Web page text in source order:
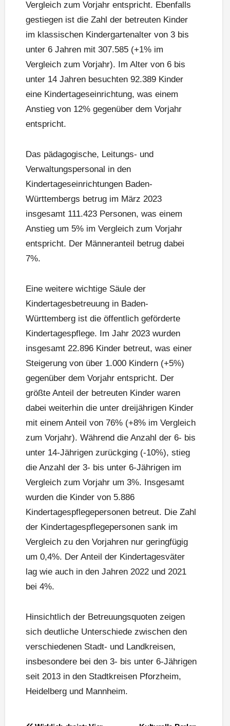
Vergleich zum Vorjahr entspricht. Ebenfalls
gestiegen ist die Zahl der betreuten Kinder
im klassischen Kindergartenalter von 3 bis
unter 6 Jahren mit 307.585 (+1% im
Vergleich zum Vorjahr). Im Alter von 6 bis
unter 14 Jahren besuchten 92.389 Kinder
eine Kindertageseinrichtung, was einem
Anstieg von 12% gegenüber dem Vorjahr
entspricht.
Das pädagogische, Leitungs- und
Verwaltungspersonal in den
Kindertageseinrichtungen Baden-
Württembergs betrug im März 2023
insgesamt 111.423 Personen, was einem
Anstieg um 5% im Vergleich zum Vorjahr
entspricht. Der Männeranteil betrug dabei
7%.
Eine weitere wichtige Säule der
Kindertagesbetreuung in Baden-
Württemberg ist die öffentlich geförderte
Kindertagespflege. Im Jahr 2023 wurden
insgesamt 22.896 Kinder betreut, was einer
Steigerung von über 1.000 Kindern (+5%)
gegenüber dem Vorjahr entspricht. Der
größte Anteil der betreuten Kinder waren
dabei weiterhin die unter dreijährigen Kinder
mit einem Anteil von 76% (+8% im Vergleich
zum Vorjahr). Während die Anzahl der 6- bis
unter 14-Jährigen zurückging (-10%), stieg
die Anzahl der 3- bis unter 6-Jährigen im
Vergleich zum Vorjahr um 3%. Insgesamt
wurden die Kinder von 5.886
Kindertagespflegepersonen betreut. Die Zahl
der Kindertagespflegepersonen sank im
Vergleich zu den Vorjahren nur geringfügig
um 0,4%. Der Anteil der Kindertagesväter
lag wie auch in den Jahren 2022 und 2021
bei 4%.
Hinsichtlich der Betreuungsquoten zeigen
sich deutliche Unterschiede zwischen den
verschiedenen Stadt- und Landkreisen,
insbesondere bei den 3- bis unter 6-Jährigen
seit 2013 in den Stadtkreisen Pforzheim,
Heidelberg und Mannheim.